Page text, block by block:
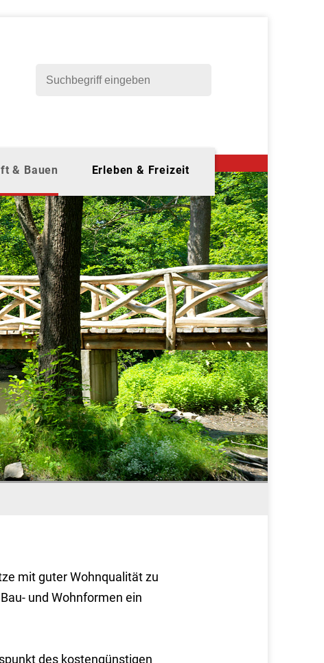
& Bauen Erleben & Freizeit
mit guter Wohnqualität zu
und Wohnformen ein
des kostengünstigen